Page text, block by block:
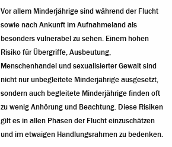
Vor allem Minderjährige sind während der Flucht
sowie nach Ankunft im Aufnahmeland als
besonders vulnerabel zu sehen. Einem hohen
Risiko für Übergriffe, Ausbeutung,
Menschenhandel und sexualisierter Gewalt sind
nicht nur unbegleitete Minderjährige ausgesetzt,
sondern auch begleitete Minderjährige finden oft
zu wenig Anhörung und Beachtung. Diese Risiken
gilt es in allen Phasen der Flucht einzuschätzen
und im etwaigen Handlungsrahmen zu bedenken.